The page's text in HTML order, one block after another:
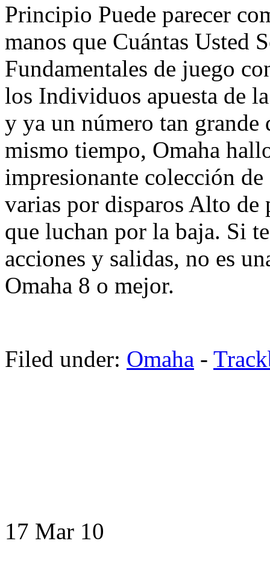
Principio Puede parecer
manos que Cuántas Usted
Fundamentales de juego
los Individuos apuesta de
y ya un número tan
mismo tiempo, Omaha
impresionante colección
varias por disparos Alto de
que luchan por la baja. Si
acciones y salidas, no es
Omaha 8 o mejor.
Filed under: Omaha -
17 Mar 10